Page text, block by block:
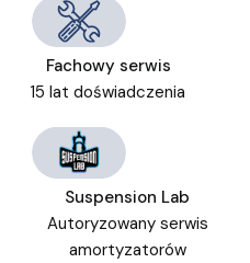
Fachowy serwis
15 lat doświadczenia
Suspension Lab
Autoryzowany serwis
amortyzatorów